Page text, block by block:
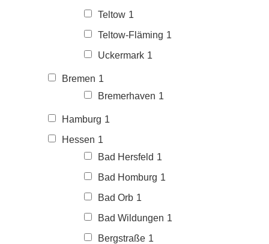
Teltow 1
Teltow-Fläming 1
Uckermark 1
Bremen 1
Bremerhaven 1
Hamburg 1
Hessen 1
Bad Hersfeld 1
Bad Homburg 1
Bad Orb 1
Bad Wildungen 1
Bergstraße 1